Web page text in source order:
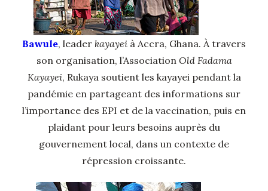
Bawule, leader kayayei à Accra, Ghana. À travers
son organisation, l’Association Old Fadama
Kayayei, Rukaya soutient les kayayei pendant la
pandémie en partageant des informations sur
l’importance des EPI et de la vaccination, puis en
plaidant pour leurs besoins auprès du
gouvernement local, dans un contexte de
répression croissante.